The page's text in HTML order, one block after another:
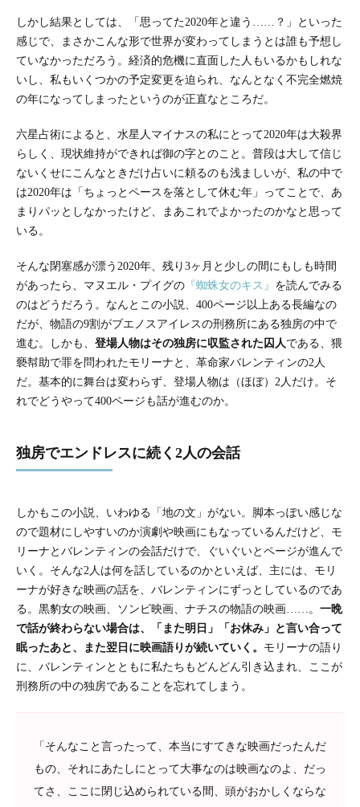
しかし結果としては、「思ってた2020年と違う……？」といった
感じで、まさかこんな形で世界が変わってしまうとは誰も予想し
ていなかっただろう。経済的危機に直面した人もいるかもしれな
いし、私もいくつかの予定変更を迫られ、なんとなく不完全燃焼
の年になってしまったというのが正直なところだ。
六星占術によると、水星人マイナスの私にとって2020年は大殺界
らしく、現状維持ができれば御の字とのこと。普段は大して信じ
ないくせにこんなときだけ占いに頼るのも浅ましいが、私の中で
は2020年は「ちょっとペースを落として休む年」ってことで、あ
まりパッとしなかったけど、まあこれでよかったのかなと思って
いる。
そんな閉塞感が漂う2020年、残り3ヶ月と少しの間にもしも時間
があったら、マヌエル・プイグの 『蜘蛛女のキス』 を読んでみる
のはどうだろう。なんとこの小説、400ページ以上ある長編なの
だが、物語の9割がブエノスアイレスの刑務所にある独房の中で
進む。しかも、 登場人物はその独房に収監された囚人 である、猥
褻幇助で罪を問われたモリーナと、革命家バレンティンの2人
だ。基本的に舞台は変わらず、登場人物は（ほぼ）2人だけ。そ
れでどうやって400ページも話が進むのか。
独房でエンドレスに続く2人の会話
しかもこの小説、いわゆる「地の文」がない。脚本っぽい感じな
ので題材にしやすいのか演劇や映画にもなっているんだけど、モ
リーナとバレンティンの会話だけで、ぐいぐいとページが進んで
いく。そんな2人は何を話しているのかといえば、主には、モリ
ーナが好きな映画の話を、バレンティンにずっとしているのであ
る。黒豹女の映画、ソンビ映画、ナチスの物語の映画……。 一晩
で話が終わらない場合は、「また明日」「お休み」と言い合って
眠ったあと、また翌日に映画語りが続いていく。 モリーナの語り
に、バレンティンとともに私たちもどんどん引き込まれ、ここが
刑務所の中の独房であることを忘れてしまう。
「そんなこと言ったって、本当にすてきな映画だったんだ
もの、それにあたしにとって大事なのは映画なのよ、だっ
てさ、ここに閉じ込められている間、頭がおかしくならな